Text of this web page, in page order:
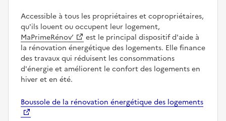
Accessible à tous les propriétaires et copropriétaires,
qu'ils louent ou occupent leur logement,
MaPrimeRénov’
est le principal dispositif d'aide à
la rénovation énergétique des logements. Elle finance
des travaux qui réduisent les consommations
d'énergie et améliorent le confort des logements en
hiver et en été.
Boussole de la rénovation énergétique des logements